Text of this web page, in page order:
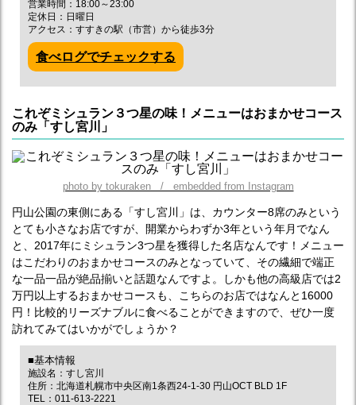
営業時間：18:00～23:00
定休日：日曜日
アクセス：すすきの駅（市営）から徒歩3分
食べログでチェックする
これぞミシュラン３つ星の味！メニューはおまかせコース
のみ「すし宮川」
photo by tokuraken / embedded from Instagram
円山公園の東側にある「すし宮川」は、カウンター8席のみという
とても小さなお店ですが、開業からわずか3年という年月でなん
と、2017年にミシュラン3つ星を獲得した名店なんです！メニュー
はこだわりのおまかせコースのみとなっていて、その繊細で端正
な一品一品が絶品揃いと話題なんですよ。しかも他の高級店では2
万円以上するおまかせコースも、こちらのお店ではなんと16000
円！比較的リーズナブルに食べることができますので、ぜひ一度
訪れてみてはいかがでしょうか？
■基本情報
施設名：すし宮川
住所：北海道札幌市中央区南1条西24-1-30 円山OCT BLD 1F
TEL：011-613-2221